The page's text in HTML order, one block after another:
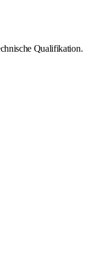
Qualifikation.